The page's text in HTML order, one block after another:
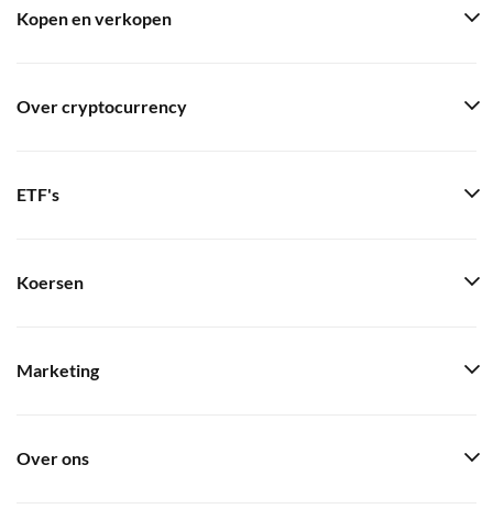
Kopen en verkopen
Over cryptocurrency
ETF's
Koersen
Marketing
Over ons